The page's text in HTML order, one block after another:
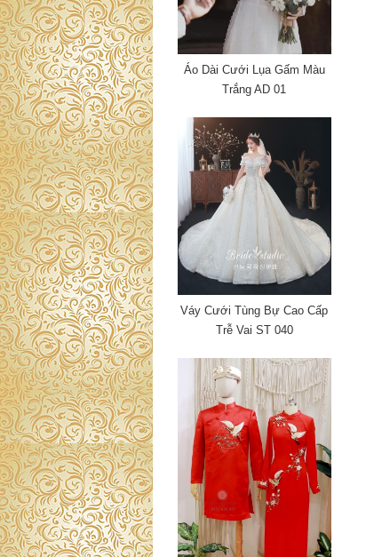
Áo Dài Cưới Lụa Gấm Màu
Trắng AD 01
Váy Cưới Tùng Bự Cao Cấp
Trễ Vai ST 040